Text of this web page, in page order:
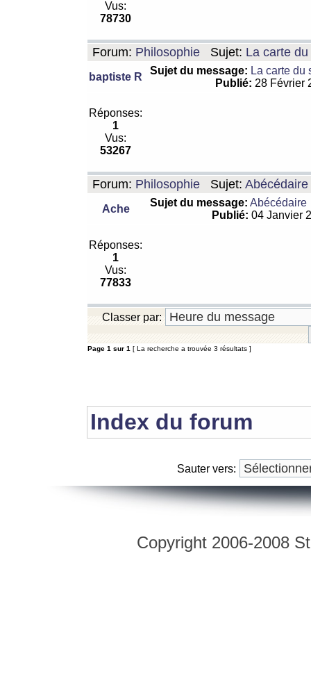
Vus:
78730
Forum: Philosophie Sujet: La carte
baptiste R
Sujet du message: La carte du
Publié: 28 Février
Réponses:
1
Vus:
53267
Forum: Philosophie Sujet: Abécédaire
Ache
Sujet du message: Abécédaire
Publié: 04 Janvier
Réponses:
1
Vus:
77833
Classer par:
Page 1 sur 1 [ La recherche a trouvée 3 résultats ]
Index du forum
Sauter vers:
Copyright 2006-2008